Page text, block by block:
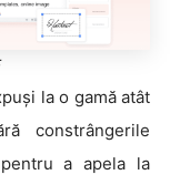
la o gamă atât
constrângerile
a apela la